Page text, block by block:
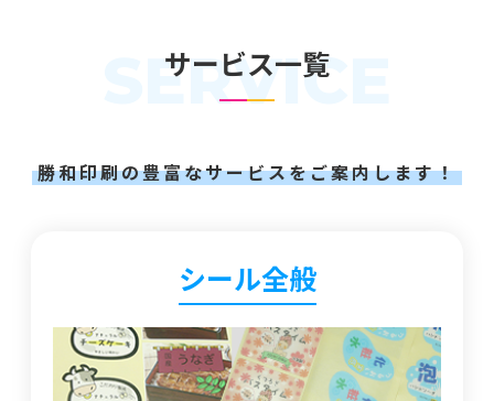
SERVICE
サービス一覧
勝和印刷の豊富なサービスをご案内します！
シール全般